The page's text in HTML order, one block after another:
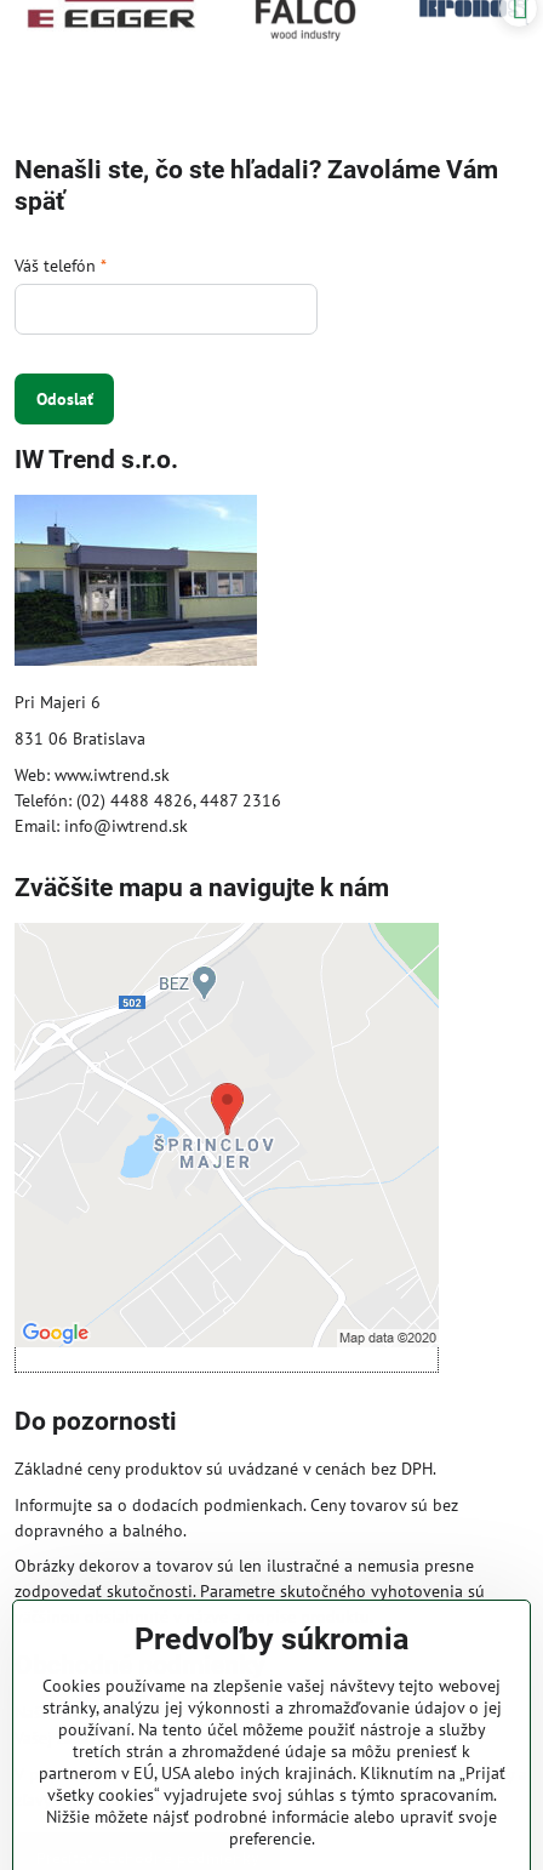
Nenašli ste, čo ste hľadali? Zavoláme Vám
späť
Váš telefón *
Odoslať
IW Trend s.r.o.
Pri Majeri 6
831 06 Bratislava
Web: www.iwtrend.sk
Telefón: (02) 4488 4826, 4487 2316
Email: info@iwtrend.sk
Zväčšite mapu a navigujte k nám
Externý obsah je blokovaný
Prajete si načítať externý obsah?
Povoliť tentokrát
Povoliť a zapamätať - súhlas s druhom
cookie: Funkčné
Otvoriť obsah v novom okne
Do pozornosti
Základné ceny produktov sú uvádzané v cenách bez DPH.
Informujte sa o dodacích podmienkach. Ceny tovarov sú bez
dopravného a balného.
Obrázky dekorov a tovarov sú len ilustračné a nemusia presne
zodpovedať skutočnosti. Parametre skutočného vyhotovenia sú
Obchodné podmienky
Naše obchodné podmienky zaručujú bezproblémové spracovanie
Vašej zakázky online.
V prípade, že máte s nami už dojednané obchodné podmienky, ceny a
zľavy z minulosti, platia tie, ktoré sú pre Vás výhodnejšie.
Predvoľby súkromia
Cookies používame na zlepšenie vašej návštevy tejto webovej
stránky, analýzu jej výkonnosti a zhromažďovanie údajov o jej
používaní. Na tento účel môžeme použiť nástroje a služby
tretích strán a zhromaždené údaje sa môžu preniesť k
partnerom v EÚ, USA alebo iných krajinách. Kliknutím na „Prijať
všetky cookies“ vyjadrujete svoj súhlas s týmto spracovaním.
Nižšie môžete nájsť podrobné informácie alebo upraviť svoje
preferencie.